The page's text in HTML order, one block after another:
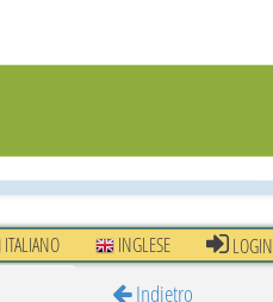
ITALIANO INGLESE
LOGIN
Indietro